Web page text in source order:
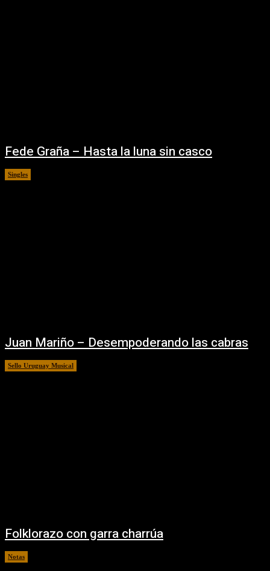
Fede Graña – Hasta la luna sin casco
Singles
Juan Mariño – Desempoderando las cabras
Sello Uruguay Musical
Folklorazo con garra charrúa
Notas